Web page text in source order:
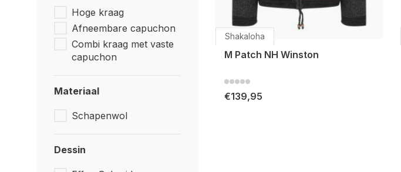
Hoge kraag
Afneembare capuchon
Combi kraag met vaste
capuchon
Materiaal
Schapenwol
Dessin
Shakaloha
M Patch NH Winston
€139,95